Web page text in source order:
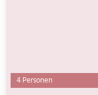
4 Personen